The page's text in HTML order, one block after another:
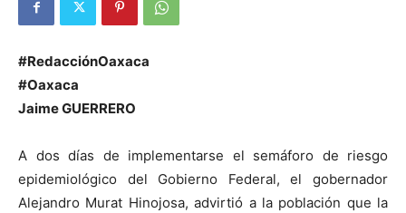
#RedacciónOaxaca
#Oaxaca
Jaime GUERRERO
A dos días de implementarse el semáforo de riesgo
epidemiológico del Gobierno Federal, el gobernador
Alejandro Murat Hinojosa, advirtió a la población que la